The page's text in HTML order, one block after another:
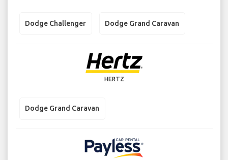
Dodge Challenger Dodge Grand Caravan
HERTZ
Dodge Grand Caravan